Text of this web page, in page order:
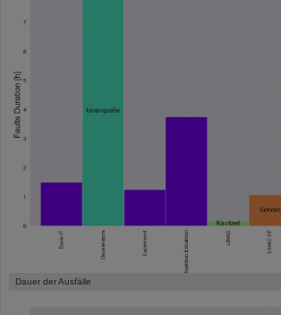
Dauer der Ausfälle